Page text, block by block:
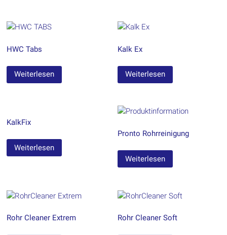
HWC Tabs
Weiterlesen
Kalk Ex
Weiterlesen
KalkFix
Weiterlesen
Pronto Rohrreinigung
Weiterlesen
Rohr Cleaner Extrem Rohr Cleaner Soft